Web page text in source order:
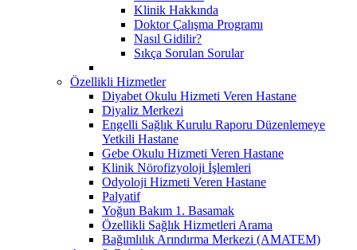
Klinik Hakkında
Doktor Çalışma Programı
Nasıl Gidilir?
Sıkça Sorulan Sorular
Özellikli Hizmetler
Diyabet Okulu Hizmeti Veren Hastane
Diyaliz Merkezi
Engelli Sağlık Kurulu Raporu Düzenlemeye
Yetkili Hastane
Gebe Okulu Hizmeti Veren Hastane
Klinik Nörofizyoloji İşlemleri
Odyoloji Hizmeti Veren Hastane
Palyatif
Yoğun Bakım 1. Basamak
Özellikli Sağlık Hizmetleri Arama
Bağımlılık Arındırma Merkezi (AMATEM)